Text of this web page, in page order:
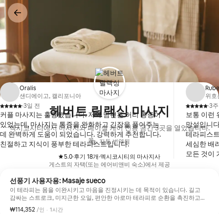
콘텐츠로
바로가기
헤버트 릴랙싱 마사지
멕시코시티에서 마사지와 페이셜 케어 전용 공간 3곳을 열었습니다.
자동 번역됨
5.0
,
·후기 18개
, ·멕시코시티의 마사지사
게스트의 자택(또는 에어비앤비 숙소)에서 제공
선풍기 사용자용: Masaje sueco
이 테라피는 몸을 이완시키고 마음을 진정시키는 데 목적이 있습니다. 길고
감싸는 스트로크, 미지근한 오일, 편안한 아로마 테라피로 순환을 촉진하고
긴장을 풀어줍니다.
₩114,352 /인
1인당 ₩114,352
, · 1시간
Oralis
샌디에이고, 캘리포니아
,
·3일 전
커플 마사지는 훌륭했습니다. 저와 남편은 허리 통증이
있었는데, 마사지는 통증을 완화하고 긴장을 풀어주는
데 완벽하게 도움이 되었습니다. 강력하게 추천합니다.
친절하고 지식이 풍부한 테라피스트입니다.
위호
,
·3
보통 이런
망설입니
테라피스
세심한 배
모든 것이